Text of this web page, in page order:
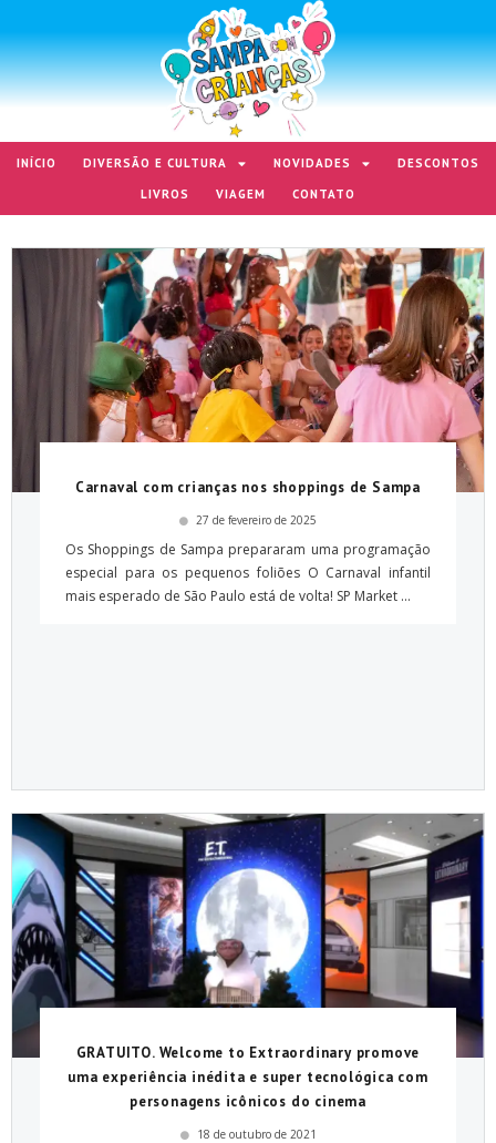
INÍCIO DIVERSÃO E CULTURA NOVIDADES
DESCONTOS
LIVROS
VIAGEM CONTATO
Carnaval com crianças nos shoppings de Sampa
27 de fevereiro de 2025
Os Shoppings de Sampa prepararam uma programação
especial para os pequenos foliões O Carnaval infantil
mais esperado de São Paulo está de volta! SP Market ...
GRATUITO. Welcome to Extraordinary promove
uma experiência inédita e super tecnológica com
personagens icônicos do cinema
18 de outubro de 2021